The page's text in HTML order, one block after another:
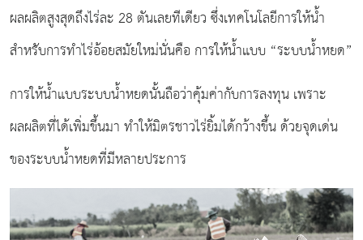
ผลผลิตสูงสุดถึงไร่ละ 28 ตันเลยทีเดียว ซึ่งเทคโนโลยีการให้น้ำ
สำหรับการทำไร่อ้อยสมัยใหม่นั่นคือ การให้น้ำแบบ “ระบบน้ำหยด”
การให้น้ำแบบระบบน้ำหยดนั้นถือว่าคุ้มค่ากับการลงทุน เพราะ
ผลผลิตที่ได้เพิ่มขึ้นมา ทำให้มิตรชาวไร่ยิ้มได้กว้างขึ้น ด้วยจุดเด่น
ของระบบน้ำหยดที่มีหลายประการ